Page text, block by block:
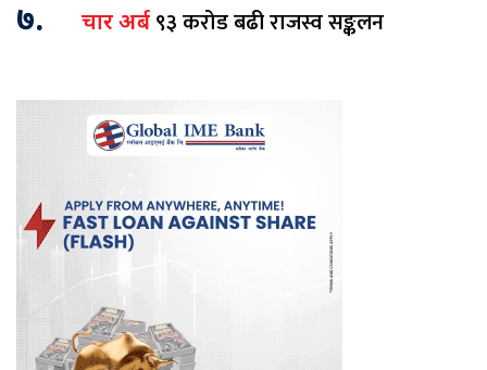
७. चार अर्ब ९३ करोड बढी राजस्व सङ्कलन